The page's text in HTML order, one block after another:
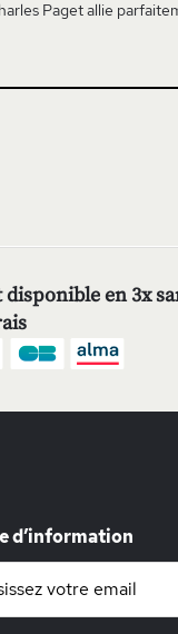
Paget allie
en 3x
d’information